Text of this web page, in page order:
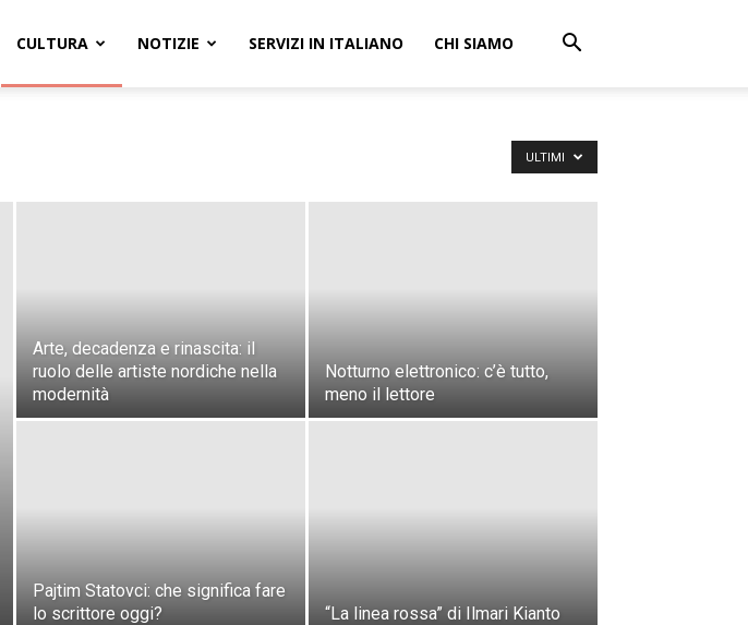
CULTURA NOTIZIE SERVIZI IN ITALIANO CHI SIAMO
ULTIMI
Arte, decadenza e rinascita: il
ruolo delle artiste nordiche nella
modernità
Notturno elettronico: c’è tutto,
meno il lettore
Pajtim Statovci: che significa fare
lo scrittore oggi?
“La linea rossa” di Ilmari Kianto